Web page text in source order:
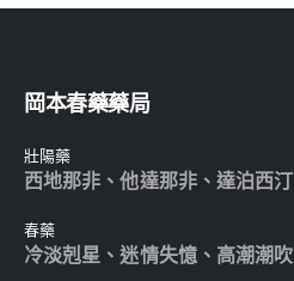
岡本春藥藥局
壯陽藥
西地那非 、他達那非、 達泊西汀
春藥
冷淡剋星 、迷情失憶、 高潮潮吹